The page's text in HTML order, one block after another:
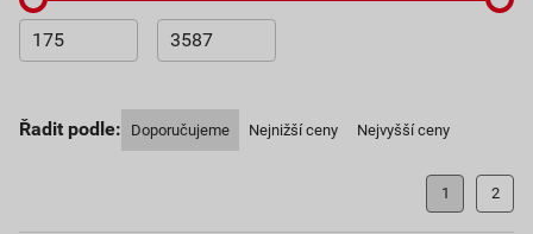
Řadit podle: Doporučujeme Nejnižší ceny Nejvyšší ceny
1 2